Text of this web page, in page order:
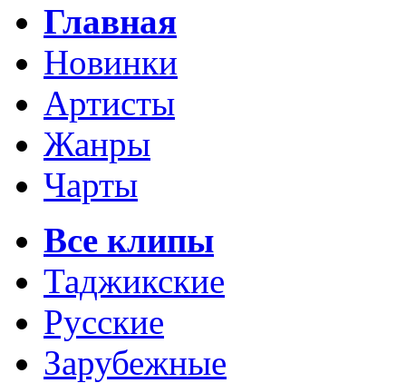
Главная
Новинки
Артисты
Жанры
Чарты
Все клипы
Таджикские
Русские
Зарубежные